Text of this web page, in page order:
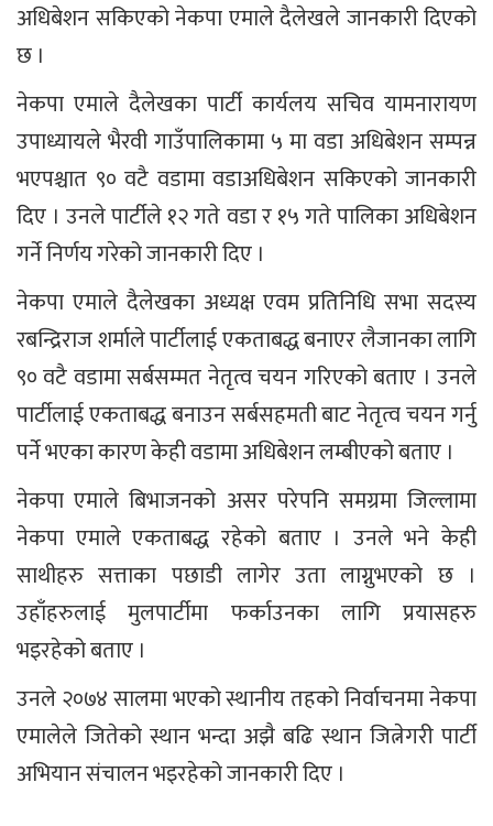
अधिबेशन सकिएको नेकपा एमाले दैलेखले जानकारी दिएको
छ ।
नेकपा एमाले दैलेखका पार्टी कार्यलय सचिव यामनारायण
उपाध्यायले भैरवी गाउँपालिकामा ५ मा वडा अधिबेशन सम्पन्न
भएपश्चात ९० वटै वडामा वडाअधिबेशन सकिएको जानकारी
दिए । उनले पार्टीले १२ गते वडा र १५ गते पालिका अधिबेशन
गर्ने निर्णय गरेको जानकारी दिए ।
नेकपा एमाले दैलेखका अध्यक्ष एवम प्रतिनिधि सभा सदस्य
रबन्द्रिराज शर्माले पार्टीलाई एकताबद्ध बनाएर लैजानका लागि
९० वटै वडामा सर्बसम्मत नेतृत्व चयन गरिएको बताए । उनले
पार्टीलाई एकताबद्ध बनाउन सर्बसहमती बाट नेतृत्व चयन गर्नु
पर्ने भएका कारण केही वडामा अधिबेशन लम्बीएको बताए ।
नेकपा एमाले बिभाजनको असर परेपनि समग्रमा जिल्लामा
नेकपा एमाले एकताबद्ध रहेको बताए । उनले भने केही
साथीहरु सत्ताका पछाडी लागेर उता लाग्नुभएको छ ।
उहाँहरुलाई मुलपार्टीमा फर्काउनका लागि प्रयासहरु
भइरहेको बताए ।
उनले २०७४ सालमा भएको स्थानीय तहको निर्वाचनमा नेकपा
एमालेले जितेको स्थान भन्दा अझै बढि स्थान जित्नेगरी पार्टी
अभियान संचालन भइरहेको जानकारी दिए ।